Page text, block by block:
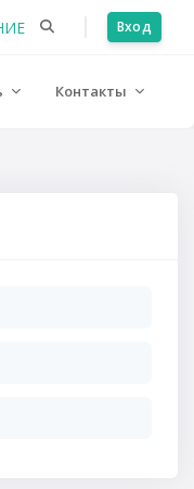
Вход
Контакты